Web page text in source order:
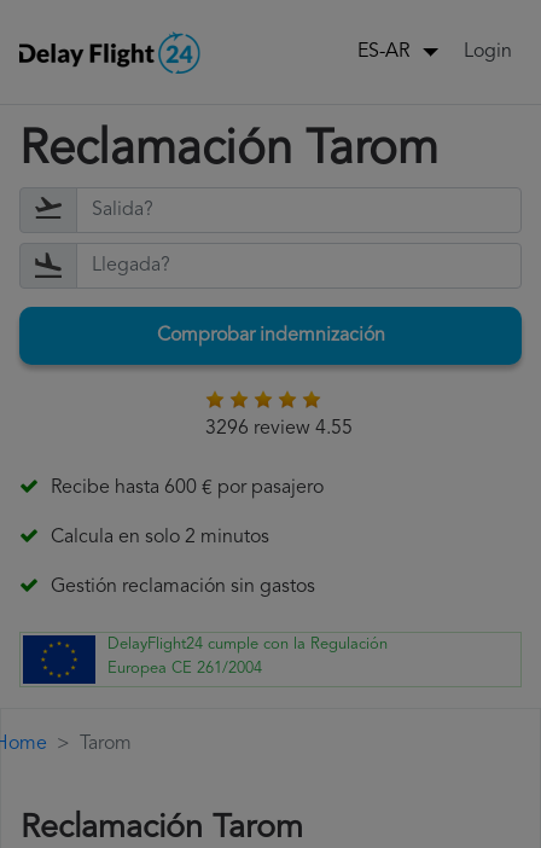
ES-AR Login
Reclamación Tarom
Comprobar indemnización
3296 review 4.55
Recibe hasta 600 € por pasajero
Calcula en solo 2 minutos
Gestión reclamación sin gastos
DelayFlight24 cumple con la Regulación
Europea CE 261/2004
Tarom
Reclamación Tarom